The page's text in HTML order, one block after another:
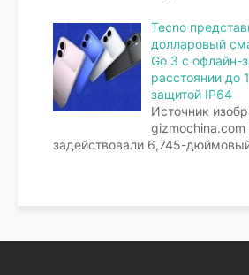
Tecno
долларовый
Go 3 с офлайн-
расстоянии до
защитой IP64
Источник
gizmochina.com
задействовали 6,745-